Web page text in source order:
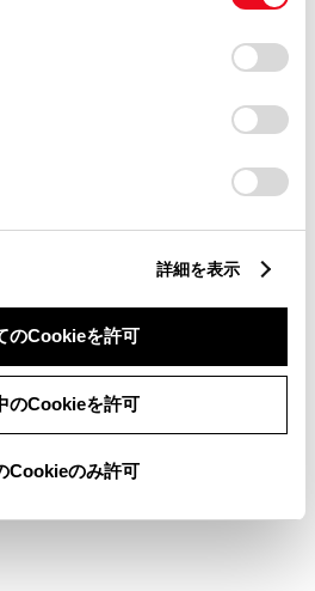
クッキー)が保存されることに同
クッキー)のオプトアウト、
たりするにあたっては、当社の
の取り扱いについて
」をご覧くだ
詳細を表示
のCookieを許可
のCookieを許可
Cookieのみ許可
（後側方検知）
ご購入いただく場合がございます
（全周囲カメラ）